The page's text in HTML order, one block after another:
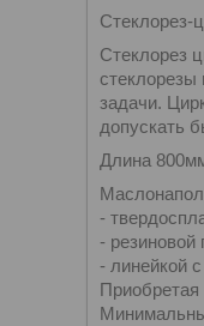
Стеклорез-
Стеклорез
стеклорезы
задачи.
допускать
Длина
-
-
- линейкой